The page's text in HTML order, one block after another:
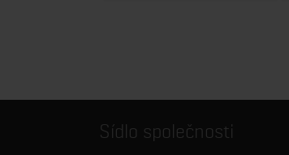
Sídlo společnosti